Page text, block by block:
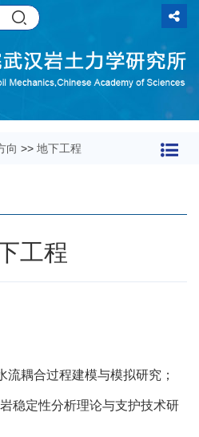
向 >> 地下工程
工程
耦合过程建模与模拟研究；
稳定性分析理论与支护技术研